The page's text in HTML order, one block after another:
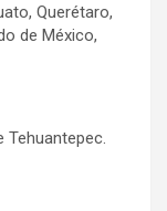
Querétaro,
de México,
Tehuantepec.